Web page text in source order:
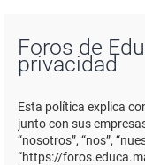
Foros de
privacidad
Esta política explica
junto con sus
“nosotros”, “nos”,
“https://